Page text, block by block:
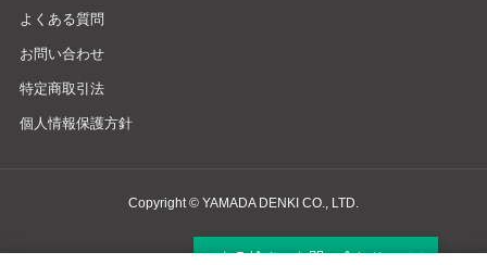
よくある質問
お問い合わせ
特定商取引法
個人情報保護方針
Copyright © YAMADA DENKI CO., LTD.
商品検索・お問い合わせ